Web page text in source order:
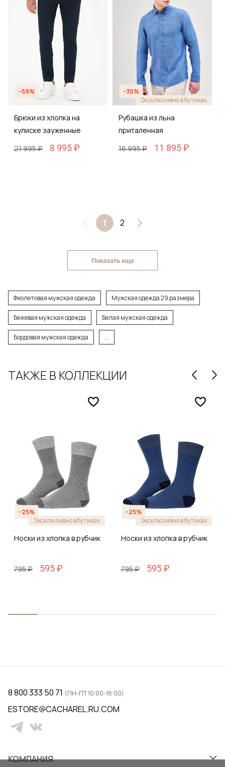
-59%
Брюки из хлопка на
кулиске зауженные
21 995 ₽
8 995 ₽
-30%
Эксклюзивно в бутиках
Рубашка из льна
приталенная
16 995 ₽
11 895 ₽
1 2
Показать еще
Фиолетовая мужская одежда Мужская одежда 29 размера
Бежевая мужская одежда Белая мужская одежда
Бордовая мужская одежда ...
ТАКЖЕ В КОЛЛЕКЦИИ
-25%
Эксклюзивно в бутиках
Носки из хлопка в рубчик
795 ₽ 595 ₽
-25%
Эксклюзивно в бутиках
Носки из хлопка в рубчик
795 ₽ 595 ₽
КОМПАНИЯ
8 800 333 50 71 (ПН-ПТ 10:00-18:00)
ESTORE@CACHAREL.RU.COM